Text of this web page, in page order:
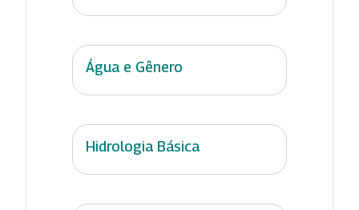
Água e Gênero
Hidrologia Básica